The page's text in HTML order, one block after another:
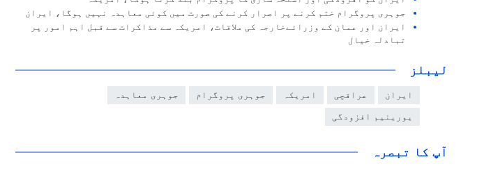
جوہری پروگرام ختم کرنے پر اصرار کرنے کی صورت میں کوئی معاہدہ نہیں ہوگا، ایران
ایران اور عمان کے وزرائےخارجہ کی ملاقات، امریکہ سے مذاکرات سے قبل اہم امور پر
تبادلہ خیال
لیبلز
ایران عراقچی امریکہ جوہری پروگرام جوہری معاہدہ
یورینیم افزودگی
آپ کا تبصرہ